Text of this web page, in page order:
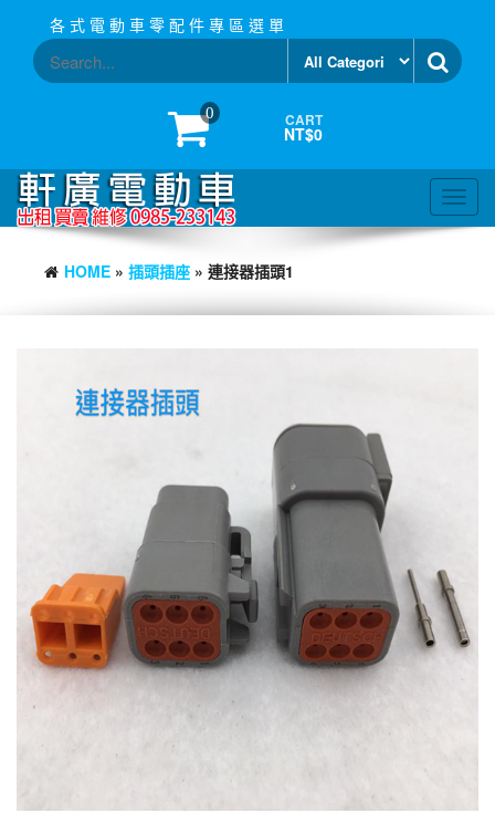
content
各 式 電 動 車 零 配 件 專 區 選 單
0 CART
NT$0
HOME » 插頭插座 » 連接器插頭1